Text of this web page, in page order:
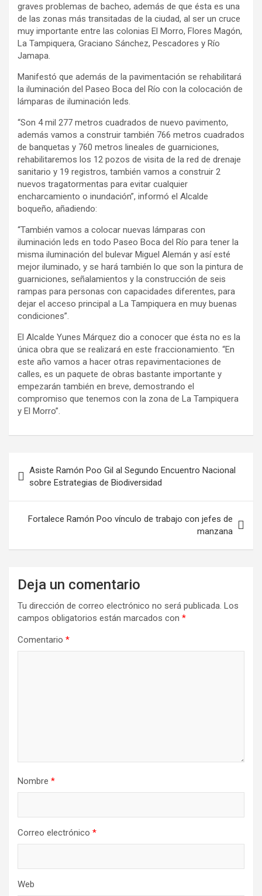
graves problemas de bacheo, además de que ésta es una
de las zonas más transitadas de la ciudad, al ser un cruce
muy importante entre las colonias El Morro, Flores Magón,
La Tampiquera, Graciano Sánchez, Pescadores y Río
Jamapa.
Manifestó que además de la pavimentación se rehabilitará
la iluminación del Paseo Boca del Río con la colocación de
lámparas de iluminación leds.
“Son 4 mil 277 metros cuadrados de nuevo pavimento,
además vamos a construir también 766 metros cuadrados
de banquetas y 760 metros lineales de guarniciones,
rehabilitaremos los 12 pozos de visita de la red de drenaje
sanitario y 19 registros, también vamos a construir 2
nuevos tragatormentas para evitar cualquier
encharcamiento o inundación”, informó el Alcalde
boqueño, añadiendo:
“También vamos a colocar nuevas lámparas con
iluminación leds en todo Paseo Boca del Río para tener la
misma iluminación del bulevar Miguel Alemán y así esté
mejor iluminado, y se hará también lo que son la pintura de
guarniciones, señalamientos y la construcción de seis
rampas para personas con capacidades diferentes, para
dejar el acceso principal a La Tampiquera en muy buenas
condiciones”.
El Alcalde Yunes Márquez dio a conocer que ésta no es la
única obra que se realizará en este fraccionamiento. “En
este año vamos a hacer otras repavimentaciones de
calles, es un paquete de obras bastante importante y
empezarán también en breve, demostrando el
compromiso que tenemos con la zona de La Tampiquera
y El Morro”.
Asiste Ramón Poo Gil al Segundo Encuentro Nacional
sobre Estrategias de Biodiversidad
Fortalece Ramón Poo vínculo de trabajo con jefes de
manzana
Deja un comentario
Tu dirección de correo electrónico no será publicada. Los
campos obligatorios están marcados con *
Comentario *
Nombre *
Correo electrónico *
Web